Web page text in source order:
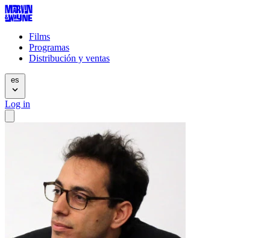
Films
Programas
Distribución y ventas
es
Log in